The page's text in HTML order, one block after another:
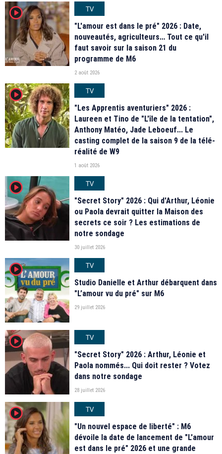
player2
TV
"L'amour est dans le pré" 2026 : Date,
nouveautés, agriculteurs… Tout ce qu'il
faut savoir sur la saison 21 du
programme de M6
2 août 2026
player2
TV
"Les Apprentis aventuriers" 2026 :
Laureen et Tino de "L'île de la tentation",
Anthony Matéo, Jade Leboeuf... Le
casting complet de la saison 9 de la télé-
réalité de W9
1 août 2026
player2
TV
"Secret Story" 2026 : Qui d'Arthur, Léonie
ou Paola devrait quitter la Maison des
secrets ce soir ? Les estimations de
notre sondage
30 juillet 2026
player2
TV
Studio Danielle et Arthur débarquent dans
"L’amour vu du pré" sur M6
29 juillet 2026
player2
TV
"Secret Story" 2026 : Arthur, Léonie et
Paola nommés... Qui doit rester ? Votez
dans notre sondage
28 juillet 2026
player2
TV
"Un nouvel espace de liberté" : M6
dévoile la date de lancement de "L'amour
est dans le pré" 2026 et une grande